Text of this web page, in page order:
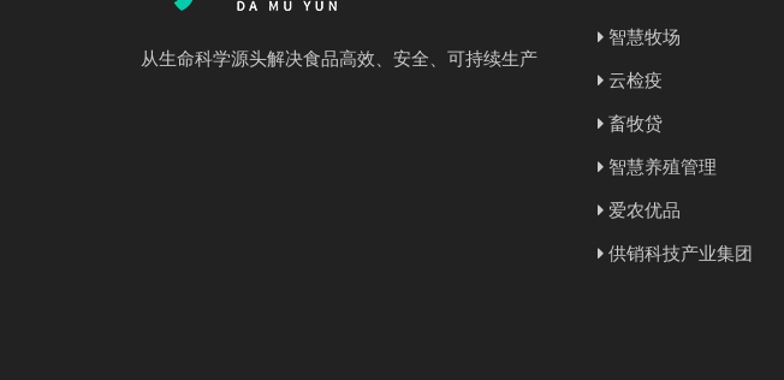
从生命科学源头解决食品高效、安全、可持续生产
智慧牧场
云检疫
畜牧贷
智慧养殖管理
爱农优品
供销科技产业集团